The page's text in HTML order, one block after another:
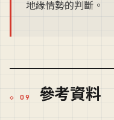
地緣情勢的判斷。
參考資料